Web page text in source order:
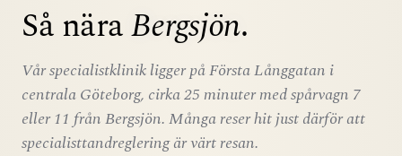
Så näraBergsjön.
Vår specialistklinik ligger på Första Långgatan i
centrala Göteborg, cirka 25 minuter med spårvagn 7
eller 11 från Bergsjön. Många reser hit just därför att
specialisttandreglering är värt resan.